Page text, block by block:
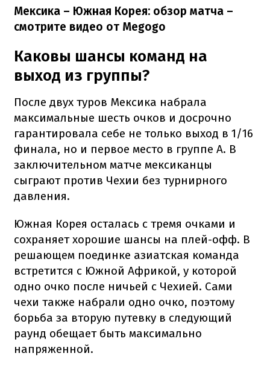
Мексика – Южная Корея: обзор матча –
смотрите видео от Megogo
Каковы шансы команд на
выход из группы?
После двух туров Мексика набрала
максимальные шесть очков и досрочно
гарантировала себе не только выход в 1/16
финала, но и первое место в группе А. В
заключительном матче мексиканцы
сыграют против Чехии без турнирного
давления.
Южная Корея осталась с тремя очками и
сохраняет хорошие шансы на плей-офф. В
решающем поединке азиатская команда
встретится с Южной Африкой, у которой
одно очко после ничьей с Чехией. Сами
чехи также набрали одно очко, поэтому
борьба за вторую путевку в следующий
раунд обещает быть максимально
напряженной.